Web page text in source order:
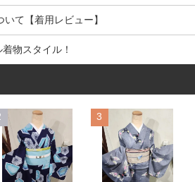
て【着用レビュー】
物スタイル！
3